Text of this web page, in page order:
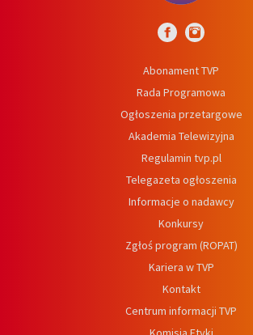
Abonament TVP
Rada Programowa
Ogłoszenia przetargowe
Akademia Telewizyjna
Regulamin tvp.pl
Telegazeta ogłoszenia
Informacje o nadawcy
Konkursy
Zgłoś program (ROPAT)
Kariera w TVP
Kontakt
Centrum informacji TVP